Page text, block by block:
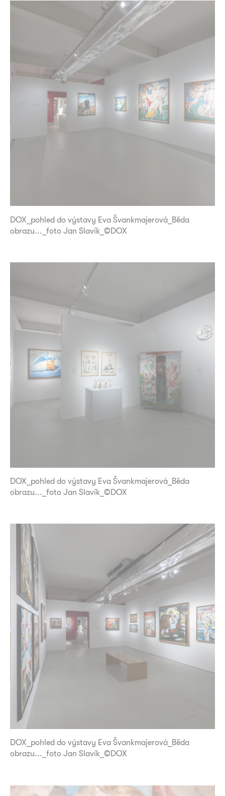
DOX_pohled do výstavy Eva Švankmajerová_Běda
obrazu..._foto Jan Slavík_©DOX
DOX_pohled do výstavy Eva Švankmajerová_Běda
obrazu..._foto Jan Slavík_©DOX
DOX_pohled do výstavy Eva Švankmajerová_Běda
obrazu..._foto Jan Slavík_©DOX